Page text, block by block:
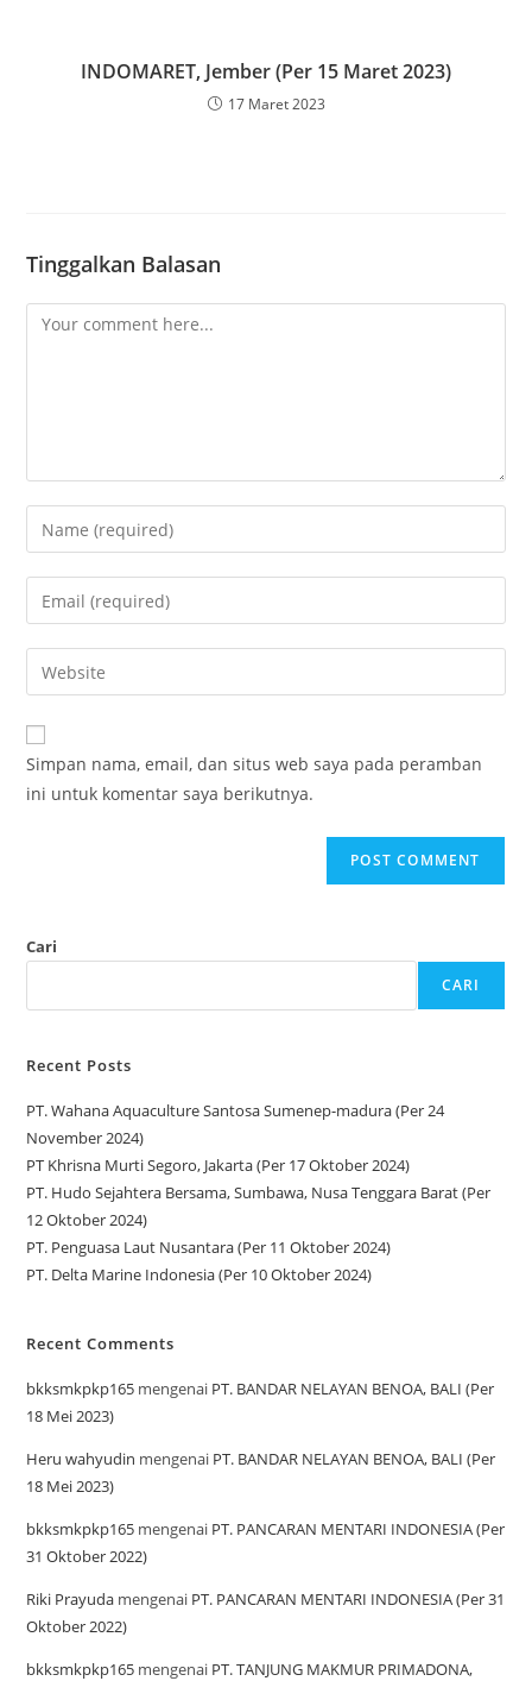
INDOMARET, Jember (Per 15 Maret 2023)
17 Maret 2023
Tinggalkan Balasan
Simpan nama, email, dan situs web saya pada peramban
ini untuk komentar saya berikutnya.
Cari
CARI
Recent Posts
PT. Wahana Aquaculture Santosa Sumenep-madura (Per 24
November 2024)
PT Khrisna Murti Segoro, Jakarta (Per 17 Oktober 2024)
PT. Hudo Sejahtera Bersama, Sumbawa, Nusa Tenggara Barat (Per
12 Oktober 2024)
PT. Penguasa Laut Nusantara (Per 11 Oktober 2024)
PT. Delta Marine Indonesia (Per 10 Oktober 2024)
Recent Comments
bkksmkpkp165 mengenai PT. BANDAR NELAYAN BENOA, BALI (Per
18 Mei 2023)
Heru wahyudin mengenai PT. BANDAR NELAYAN BENOA, BALI (Per
18 Mei 2023)
bkksmkpkp165 mengenai PT. PANCARAN MENTARI INDONESIA (Per
31 Oktober 2022)
Riki Prayuda mengenai PT. PANCARAN MENTARI INDONESIA (Per 31
Oktober 2022)
bkksmkpkp165 mengenai PT. TANJUNG MAKMUR PRIMADONA,